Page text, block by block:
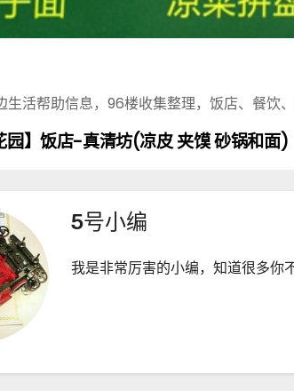
生活帮助信息，96楼收集整理，饭店、餐饮
】饭店-真清坊(凉皮 夹馍 砂锅和面)
5号小编
我是非常厉害的小编，知道很多你